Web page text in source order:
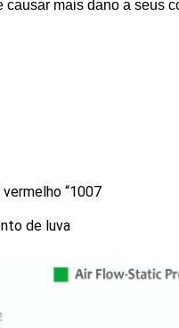
mais dano a seus
vermelho “1007
de luva